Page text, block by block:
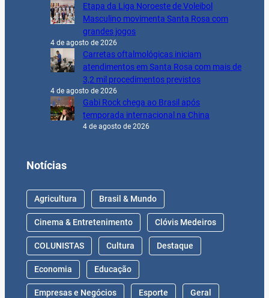
Etapa da Liga Noroeste de Voleibol
Masculino movimenta Santa Rosa com
grandes jogos
4 de agosto de 2026
Carretas oftalmológicas iniciam
atendimentos em Santa Rosa com mais de
3,2 mil procedimentos previstos
4 de agosto de 2026
Gabi Rock chega ao Brasil após
temporada internacional na China
4 de agosto de 2026
Notícias
Agricultura Brasil & Mundo
Cinema & Entretenimento Clóvis Medeiros
COLUNISTAS Cultura Destaque
Economia Educação
Empresas e Negócios Esporte Geral